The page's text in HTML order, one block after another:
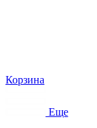
Корзина
Еще